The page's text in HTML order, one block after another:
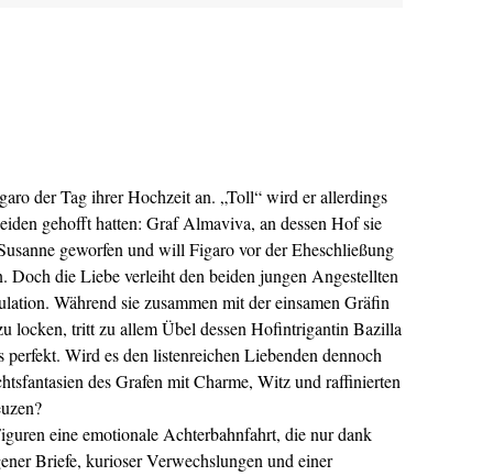
der Tag ihrer Hochzeit an. „Toll“ wird er allerdings
gehofft hatten: Graf Almaviva, an dessen Hof sie
geworfen und will Figaro vor der Eheschließung
Doch die Liebe verleiht den beiden jungen Angestellten
Während sie zusammen mit der einsamen Gräfin
locken, tritt zu allem Übel dessen Hofintrigantin Bazilla
perfekt. Wird es den listenreichen Liebenden dennoch
des Grafen mit Charme, Witz und raffinierten
eine emotionale Achterbahnfahrt, die nur dank
Briefe, kurioser Verwechslungen und einer